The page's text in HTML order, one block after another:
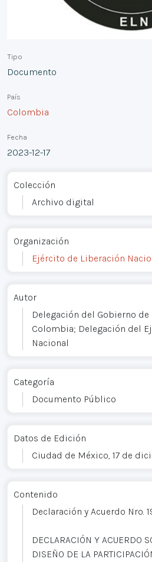
Tipo
Documento
País
Colombia
Fecha
2023-12-17
Colección
Archivo digital
Organización
Ejército de Liberación
Autor
Delegación del Gobierno
Colombia; Delegación del
Nacional
Categoría
Documento Público
Datos de Edición
Ciudad de México, 17 de
Contenido
Declaración y Acuerdo Nro.
DECLARACIÓN Y ACUERDO
DISEÑO DE LA